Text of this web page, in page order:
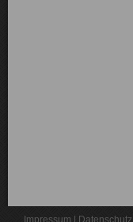
Impressum Datenschutz